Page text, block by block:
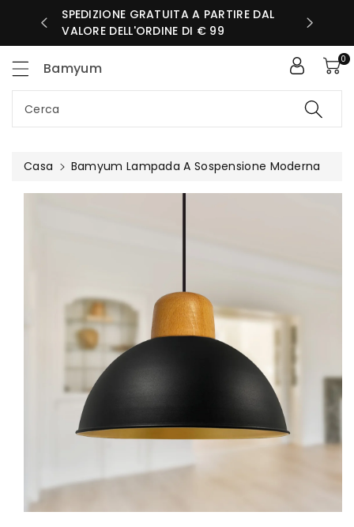
SPEDIZIONE GRATUITA A PARTIRE DAL
VALORE DELL'ORDINE DI € 99
Bamyum
Cerca
0
Casa
Bamyum Lampada A Sospensione Moderna